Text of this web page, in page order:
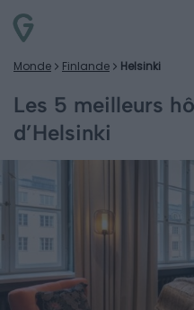
Monde Finlande Helsinki
Les 5 meilleurs
d’Helsinki